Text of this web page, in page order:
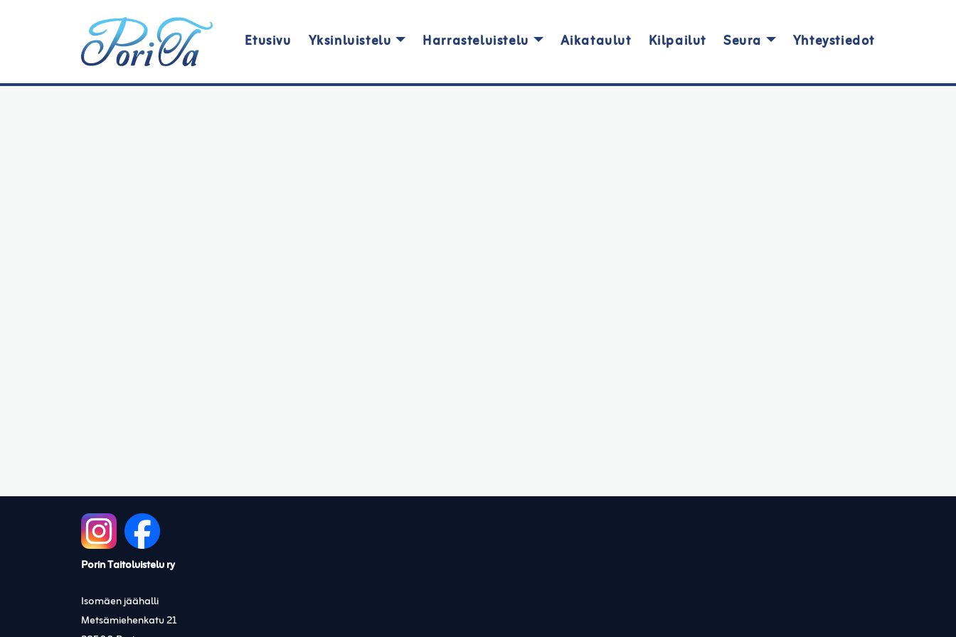
Päävalikko Etusivu Yksinluistelu Harrasteluistelu Aikataulut Kilpailut Seura Yhteystiedot
Porin Taitoluistelu ry
Isomäen jäähalli
Metsämiehenkatu 21